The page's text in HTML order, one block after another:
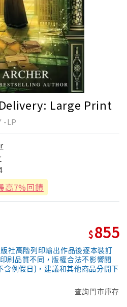
Large Print
-LP
高7%回饋
855
社高階列印輸出作品後逐本裝訂
刷品質不同，版權合法不影響閱
例假日)，建議和其他商品分開下
查詢門市庫存